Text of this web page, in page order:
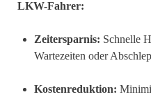
LKW-Fahrer:
Zeitersparnis: Schnelle
Wartezeiten oder
Kostenreduktion: